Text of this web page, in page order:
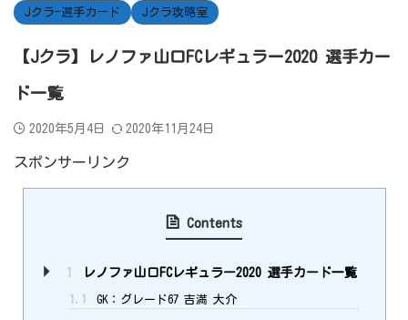
Jクラ-選手カード Jクラ攻略室
【Jクラ】レノファ山口FCレギュラー2020 選手カー
ド一覧
2020年5月4日 2020年11月24日
スポンサーリンク
Contents
1 レノファ山口FCレギュラー2020 選手カード一覧
1.1 GK：グレード67 吉満 大介